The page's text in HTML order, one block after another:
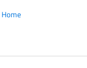
Home